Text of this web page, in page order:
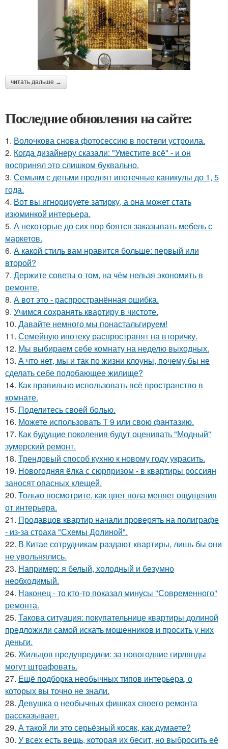
читать дальше →
Последние обновления на сайте:
1. Волочкова снова фотосессию в постели устроила.
2. Когда дизайнеру сказали: "Уместите всё" - и он
воспринял это слишком буквально.
3. Семьям с детьми продлят ипотечные каникулы до 1, 5
года.
4. Вот вы игнорируете затирку, а она может стать
изюминкой интерьера.
5. А некоторые до сих пор боятся заказывать мебель с
маркетов.
6. А какой стиль вам нравится больше: первый или
второй?
7. Держите советы о том, на чём нельзя экономить в
ремонте.
8. А вот это - распространённая ошибка.
9. Учимся сохранять квартиру в чистоте.
10. Давайте немного мы понастальгируем!
11. Семейную ипотеку распространят на вторичку.
12. Мы выбираем себе комнату на неделю выходных.
13. А что нет, мы и так по жизни клоуны, почему бы не
сделать себе подобающее жилище?
14. Как правильно использовать всё пространство в
комнате.
15. Поделитесь своей болью.
16. Можете использовать Т 9 или свою фантазию.
17. Как будущие поколения будут оценивать "Модный"
зумерский ремонт.
18. Трендовый способ кухню к новому году украсить.
19. Новогодняя ёлка с сюрпризом - в квартиры россиян
заносят опасных клещей.
20. Только посмотрите, как цвет пола меняет ощущения
от интерьера.
21. Продавцов квартир начали проверять на полиграфе
- из-за страха "Схемы Долиной".
22. В Китае сотрудникам раздают квартиры, лишь бы они
не увольнялись.
23. Например: я белый, холодный и безумно
необходимый.
24. Наконец - то кто-то показал минусы "Современного"
ремонта.
25. Такова ситуация: покупательнице квартиры долиной
предложили самой искать мошенников и просить у них
деньги.
26. Жильцов предупредили: за новогодние гирлянды
могут штрафовать.
27. Ещё подборка необычных типов интерьера, о
которых вы точно не знали.
28. Девушка о необычных фишках своего ремонта
рассказывает.
29. А такой ли это серьёзный косяк, как думаете?
30. У всех есть вещь, которая их бесит, но выбросить её